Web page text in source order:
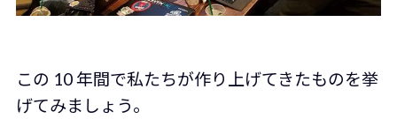
この 10 年間で私たちが作り上げてきたものを挙
げてみましょう。